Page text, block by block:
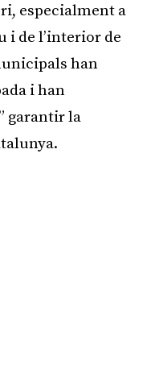
especialment a
i de l’interior de
han
i han
garantir la